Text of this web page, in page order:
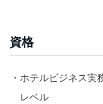
資格
・ホテルビジネス実
レベル